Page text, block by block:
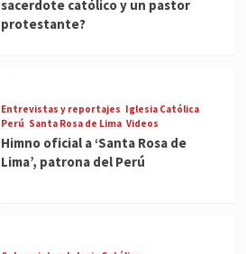
sacerdote católico y un pastor
protestante?
Entrevistas y reportajes Iglesia Católica
Perú Santa Rosa de Lima Videos
Himno oficial a ‘Santa Rosa de
Lima’, patrona del Perú